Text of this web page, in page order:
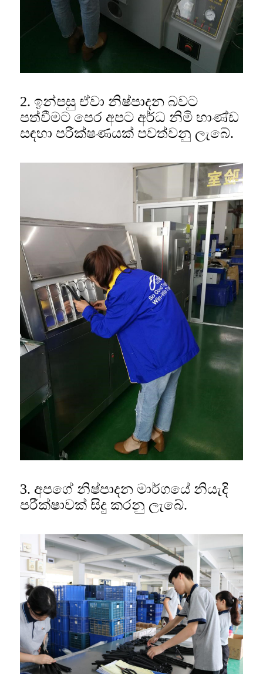
2. ඉන්පසු ඒවා නිෂ්පාදන බවට
පත්වීමට පෙර අපට අර්ධ නිමි භාණ්ඩ
සඳහා පරීක්ෂණයක් පවත්වනු ලැබේ.
3. අපගේ නිෂ්පාදන මාර්ගයේ නියැදි
පරීක්ෂාවක් සිදු කරනු ලැබේ.